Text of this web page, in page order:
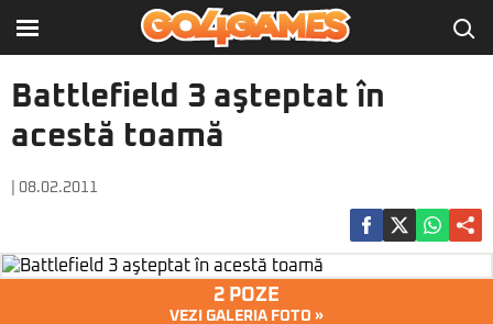
Battlefield 3 aşteptat în
acestă toamă
| 08.02.2011
2 POZE
VEZI GALERIA FOTO »